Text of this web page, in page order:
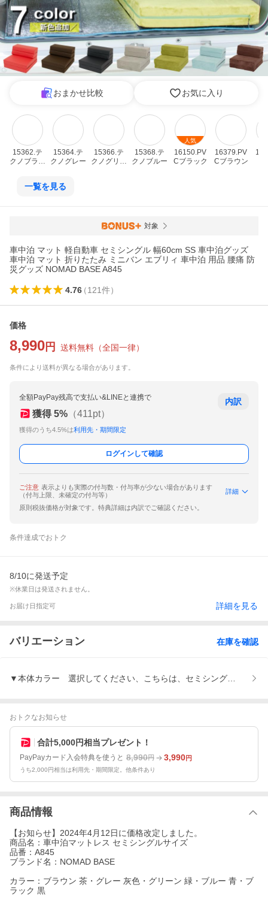
おまかせ比較 お気に入り
15362.テ
クノブラウ
15364.テ
クノグレー
15366.テ
クノグリー
15368.テ
クノブルー
人気
16150.PV
Cブラック
16379.PV
Cブラウン
一覧を見る
対象
車中泊 マット 軽自動車 セミシングル 幅60cm SS 車中泊グッズ
車中泊 マット 折りたたみ ミニバン エブリィ 車中泊 用品 腰痛 防
災グッズ NOMAD BASE A845
4.76（121件）
価格
8,990 円 送料無料 （全国一律）
条件により送料が異なる場合があります。
全額PayPay残高で支払い&LINEと連携で
獲得 5% （411pt）
獲得のうち4.5%は利用先・期間限定
内訳
ログインして確認
ご注意 表示よりも実際の付与数・付与率が少ない場合があります
（付与上限、未確定の付与等）
詳細
原則税抜価格が対象です。特典詳細は内訳でご確認ください。
条件達成でおトク
8/10に発送予定
※休業日は発送されません。
お届け日指定可 詳細を見る
バリエーション 在庫を確認
▼本体カラー 選択してください、こちらは、セミシングルサイズ
おトクなお知らせ
合計5,000円相当プレゼント！
PayPayカード入会特典を使うと 8,990円 3,990円
うち2,000円相当は利用先・期間限定。他条件あり
商品情報
【お知らせ】2024年4月12日に価格改定しました。
商品名：車中泊マットレス セミシングルサイズ
品番：A845
ブランド名：NOMAD BASE
カラー：ブラウン 茶・グレー 灰色・グリーン 緑・ブルー 青・ブ
ラック 黒